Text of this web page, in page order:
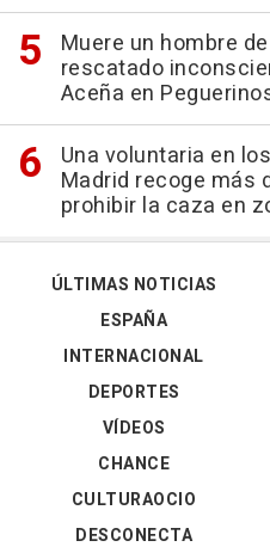
Muere un hombre
rescatado
Aceña en
Una voluntaria en
Madrid recoge más
prohibir la caza en
ÚLTIMAS NOTICIAS
ESPAÑA
INTERNACIONAL
DEPORTES
VÍDEOS
CHANCE
CULTURAOCIO
DESCONECTA